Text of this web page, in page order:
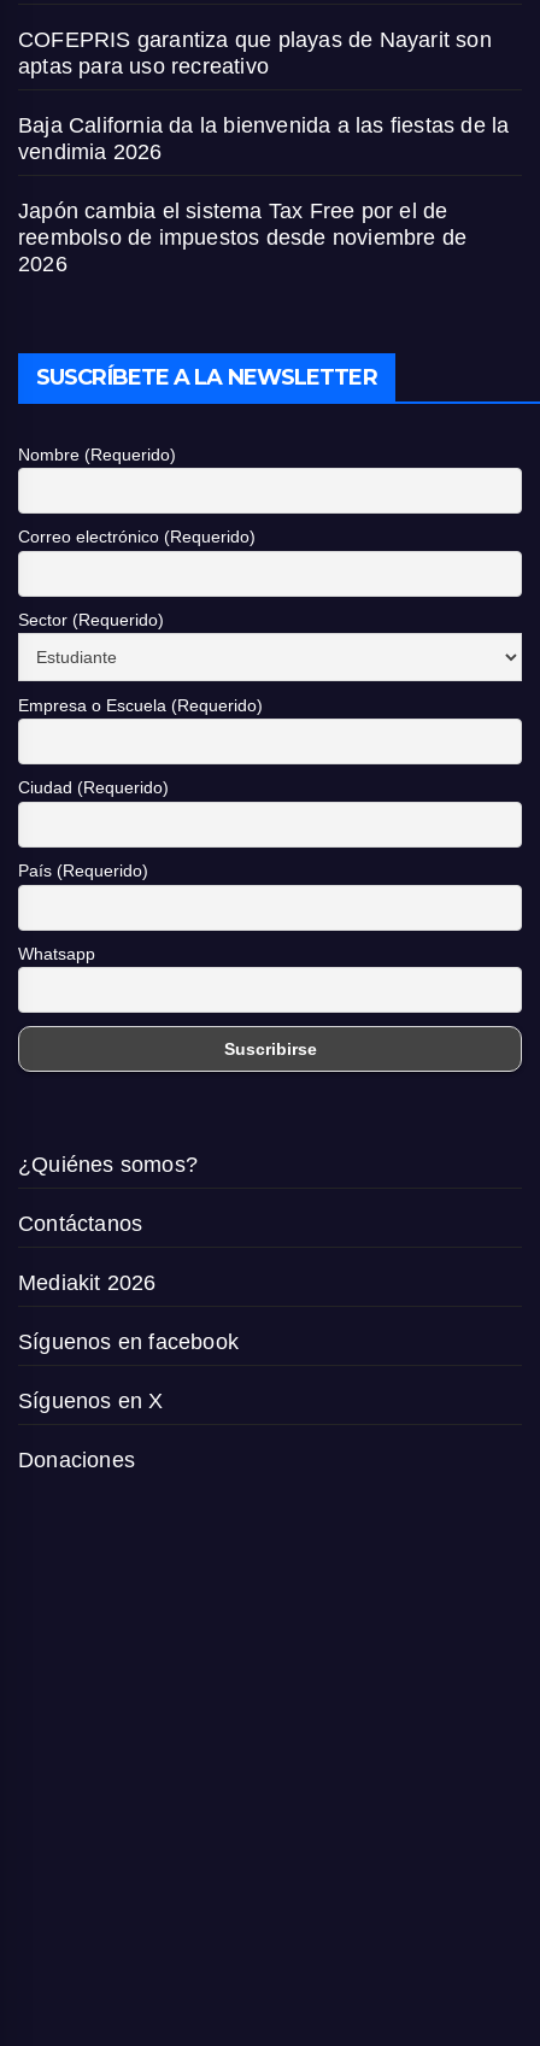
COFEPRIS garantiza que playas de Nayarit son
aptas para uso recreativo
Baja California da la bienvenida a las fiestas de la
vendimia 2026
Japón cambia el sistema Tax Free por el de
reembolso de impuestos desde noviembre de
2026
SUSCRÍBETE A LA NEWSLETTER
Nombre (Requerido)
Correo electrónico (Requerido)
Sector (Requerido)
Empresa o Escuela (Requerido)
Ciudad (Requerido)
País (Requerido)
Whatsapp
¿Quiénes somos?
Contáctanos
Mediakit 2026
Síguenos en facebook
Síguenos en X
Donaciones